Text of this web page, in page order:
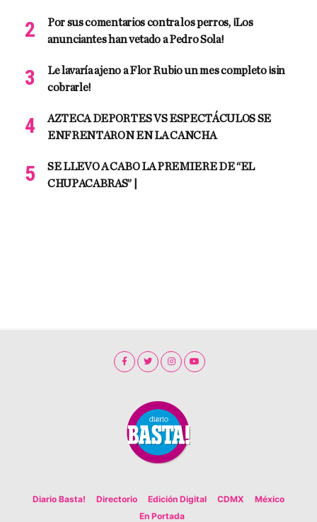
Por sus comentarios contra los perros, ¡Los
anunciantes han vetado a Pedro Sola!
Le lavaría ajeno a Flor Rubio un mes completo ¡sin
cobrarle!
AZTECA DEPORTES VS ESPECTÁCULOS SE
ENFRENTARON EN LA CANCHA
SE LLEVO A CABO LA PREMIERE DE “EL
CHUPACABRAS” |
Diario Basta! Directorio Edición Digital CDMX
México
En Portada